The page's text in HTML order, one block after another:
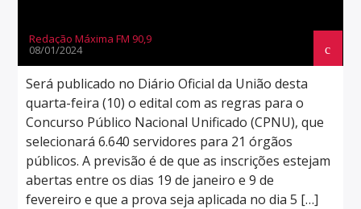
Redação Máxima FM 90,9
08/01/2024
Será publicado no Diário Oficial da União desta
quarta-feira (10) o edital com as regras para o
Concurso Público Nacional Unificado (CPNU), que
selecionará 6.640 servidores para 21 órgãos
públicos. A previsão é de que as inscrições estejam
abertas entre os dias 19 de janeiro e 9 de
fevereiro e que a prova seja aplicada no dia 5 […]